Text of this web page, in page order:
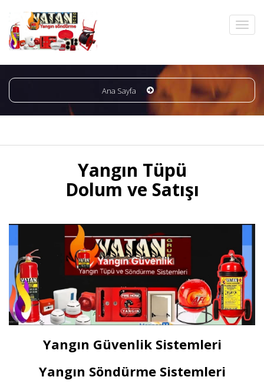
Ana Sayfa
Yangın Tüpü
Dolum ve Satışı
Yangın Güvenlik Sistemleri
Yangın Söndürme Sistemleri